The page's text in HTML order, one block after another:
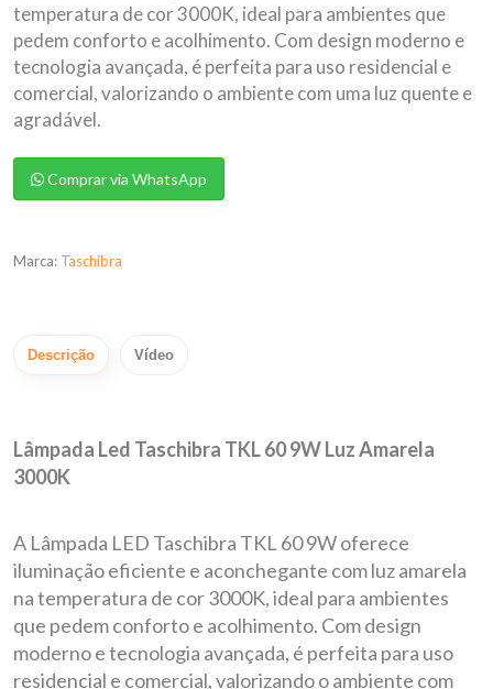
temperatura de cor 3000K, ideal para ambientes que
pedem conforto e acolhimento. Com design moderno e
tecnologia avançada, é perfeita para uso residencial e
comercial, valorizando o ambiente com uma luz quente e
agradável.
Comprar via WhatsApp
Marca: Taschibra
Descrição Vídeo
Lâmpada Led Taschibra TKL 60 9W Luz Amarela
3000K
A Lâmpada LED Taschibra TKL 60 9W oferece
iluminação eficiente e aconchegante com luz amarela
na temperatura de cor 3000K, ideal para ambientes
que pedem conforto e acolhimento. Com design
moderno e tecnologia avançada, é perfeita para uso
residencial e comercial, valorizando o ambiente com